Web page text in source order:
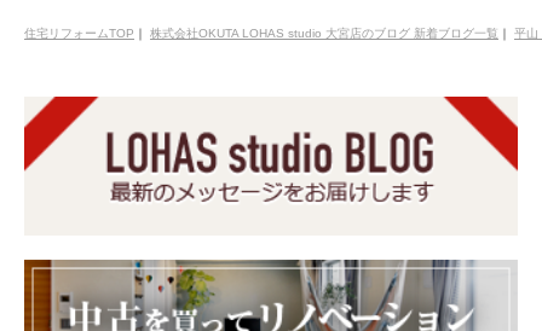
住宅リフォームTOP ｜ 株式会社OKUTA LOHAS studio 大宮店のブログ 新着ブログ一覧 ｜ 平山